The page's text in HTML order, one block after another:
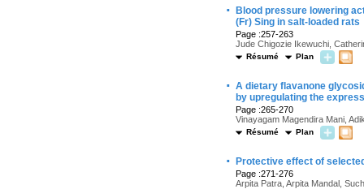
·
Blood pressure lowering
(Fr) Sing in salt-loaded rats
Page :257-263
Jude Chigozie Ikewuchi,
Résumé Plan
· A dietary flavanone
by upregulating the
Page :265-270
Vinayagam Magendira Mani,
Résumé Plan
· Protective effect of
Page :271-276
Arpita Patra, Arpita Mandal,